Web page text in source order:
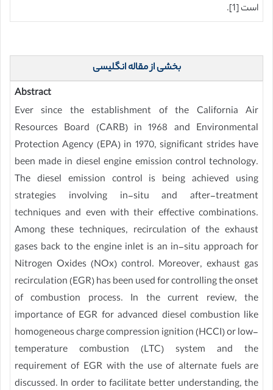
است [1].
بخشی از مقاله انگلیسی
Abstract
Ever since the establishment of the California Air
Resources Board (CARB) in 1968 and Environmental
Protection Agency (EPA) in 1970, significant strides have
been made in diesel engine emission control technology.
The diesel emission control is being achieved using
strategies involving in-situ and after-treatment
techniques and even with their effective combinations.
Among these techniques, recirculation of the exhaust
gases back to the engine inlet is an in-situ approach for
Nitrogen Oxides (NOx) control. Moreover, exhaust gas
recirculation (EGR) has been used for controlling the onset
of combustion process. In the current review, the
importance of EGR for advanced diesel combustion like
homogeneous charge compression ignition (HCCI) or low-
temperature combustion (LTC) system and the
requirement of EGR with the use of alternate fuels are
discussed. In order to facilitate better understanding, the